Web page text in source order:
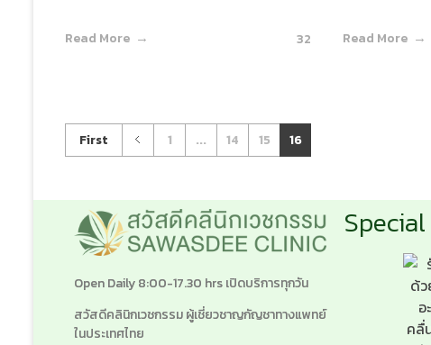
Read More 32 Read More
First 1 ... 14 15 16
Open Daily 8:00-17.30 hrs เปิดบริการทุกวัน
สวัสดีคลินิกเวชกรรม ผู้เชี่ยวชาญกัญชาทางแพทย์
ในประเทศไทย